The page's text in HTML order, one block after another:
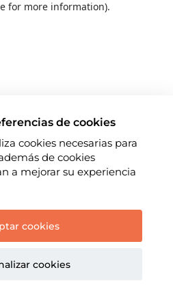
for more information).
de cookies
cookies necesarias para
de cookies
a mejorar su experiencia
cookies
cookies